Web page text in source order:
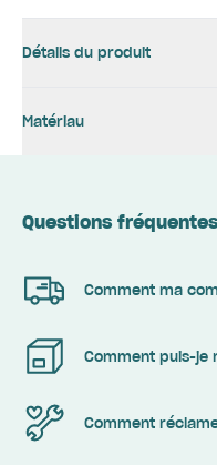
Détails du produit
Matériau
Questions fréquentes
Comment ma
Comment puis-je
Comment